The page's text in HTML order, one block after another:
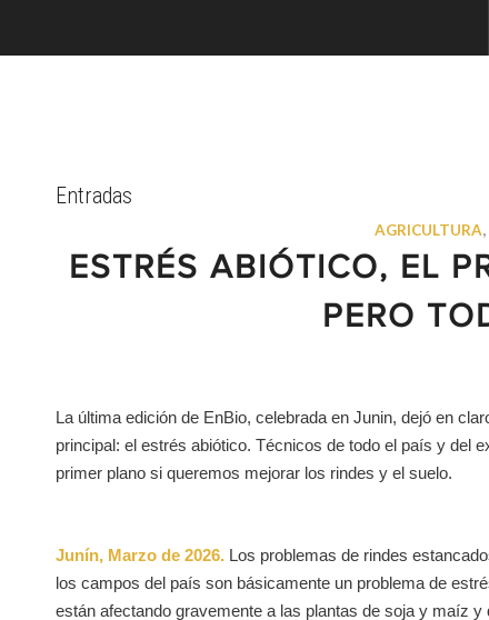
Entradas
AGRICULTURA,
ESTRÉS ABIÓTICO, EL
PERO
La última edición de EnBio, celebrada en Junin, dejó en
principal: el estrés abiótico. Técnicos de todo el país y del
primer plano si queremos mejorar los rindes y el suelo.
Junín, Marzo de 2026. Los problemas de rindes
los campos del país son básicamente un problema de
están afectando gravemente a las plantas de soja y maíz